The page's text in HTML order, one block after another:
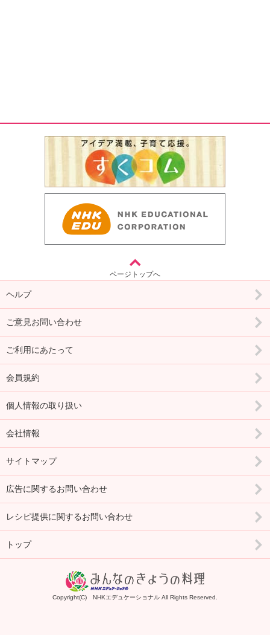
ページトップへ
ヘルプ
ご意見お問い合わせ
ご利用にあたって
会員規約
個人情報の取り扱い
会社情報
サイトマップ
広告に関するお問い合わせ
レシピ提供に関するお問い合わせ
トップ
Copyright(C) NHKエデュケーショナル All Rights Reserved.